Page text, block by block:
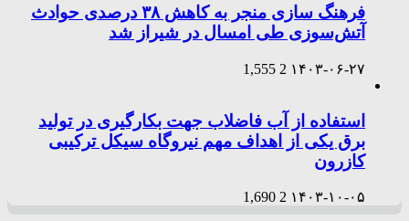
فرهنگ سازی منجر به کاهش ۳۸ درصدی حوادث
آتش‌سوزی طی امسال در شیراز شد
۱۴۰۳-۰۶-۲۷ 2
1,555
استفاده از آب فاضلاب جهت بکارگیری در تولید
برق یکی از اهداف مهم نیروگاه سیکل ترکیبی
کازرون
۱۴۰۳-۱۰-۰۵ 2
1,690